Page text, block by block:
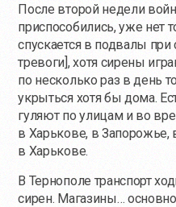
После второй недели
приспособились, уже нет
спускается в подвалы
тревоги], хотя сирены
по несколько раз в день
укрыться хотя бы дома.
гуляют по улицам и во
в Харькове, в Запорожье,
в Харькове.
В Тернополе транспорт
сирен. Магазины…